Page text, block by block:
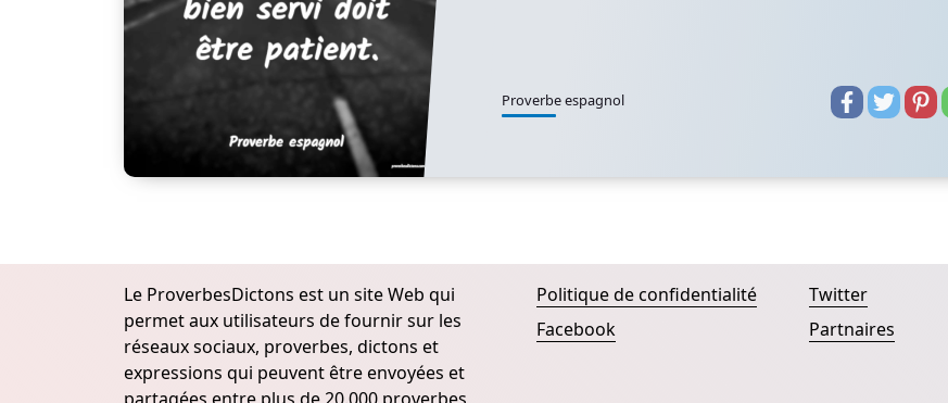
Proverbe espagnol
Le ProverbesDictons est un site Web qui
permet aux utilisateurs de fournir sur les
réseaux sociaux, proverbes, dictons et
expressions qui peuvent être envoyées et
Politique de confidentialité
Facebook
Twitter
Partnaires